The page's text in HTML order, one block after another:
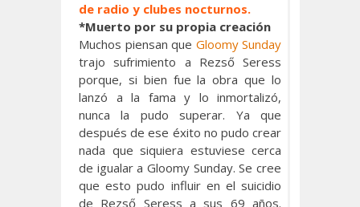
de radio y clubes nocturnos.
*Muerto por su propia creación
Muchos piensan que Gloomy Sunday
trajo sufrimiento a Rezső Seress
porque, si bien fue la obra que lo
lanzó a la fama y lo inmortalizó,
nunca la pudo superar. Ya que
después de ese éxito no pudo crear
nada que siquiera estuviese cerca
de igualar a Gloomy Sunday. Se cree
que esto pudo influir en el suicidio
de Rezső Seress a sus 69 años.